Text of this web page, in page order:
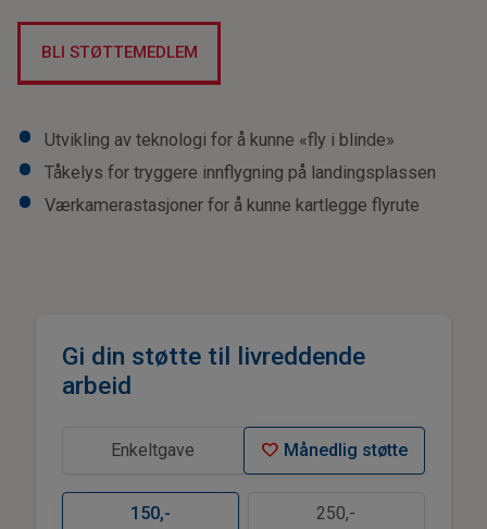
BLI STØTTEMEDLEM
Utvikling av teknologi for å kunne «fly i blinde»
Tåkelys for tryggere innflygning på landingsplassen
Værkamerastasjoner for å kunne kartlegge flyrute
Gi din støtte til livreddende
arbeid
Enkeltgave favorite Månedlig støtte
150,- 250,-